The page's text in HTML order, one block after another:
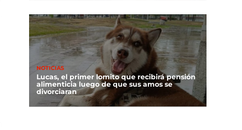
NOTICIAS
Lucas, el primer lomito que recibirá pensión
alimenticia luego de que sus amos se
divorciaran